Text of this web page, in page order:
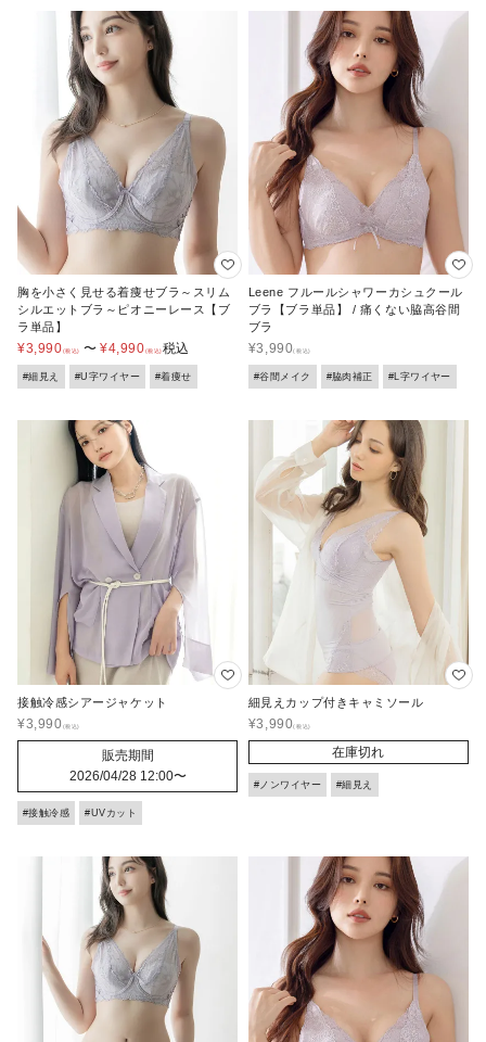
胸を小さく見せる着痩せブラ～スリム
シルエットブラ～ピオニーレース【ブ
ラ単品】
¥3,990 〜 ¥4,990 税込
#細見え #U字ワイヤー #着痩せ
Leene フルールシャワーカシュクール
ブラ【ブラ単品】 / 痛くない脇高谷間
ブラ
¥3,990
#谷間メイク #脇肉補正 #L字ワイヤー
接触冷感シアージャケット
¥3,990
販売期間
2026/04/28 12:00〜
#接触冷感 #UVカット
細見えカップ付きキャミソール
¥3,990
在庫切れ
#ノンワイヤー #細見え